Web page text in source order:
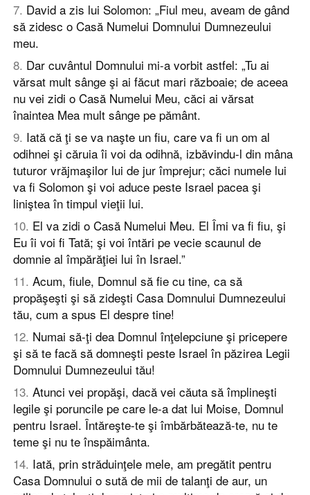
7. David a zis lui Solomon: „Fiul meu, aveam de gând
să zidesc o Casă Numelui Domnului Dumnezeului
meu.
8. Dar cuvântul Domnului mi-a vorbit astfel: „Tu ai
vărsat mult sânge şi ai făcut mari războaie; de aceea
nu vei zidi o Casă Numelui Meu, căci ai vărsat
înaintea Mea mult sânge pe pământ.
9. Iată că ţi se va naşte un fiu, care va fi un om al
odihnei şi căruia îi voi da odihnă, izbăvindu-l din mâna
tuturor vrăjmaşilor lui de jur împrejur; căci numele lui
va fi Solomon şi voi aduce peste Israel pacea şi
liniştea în timpul vieţii lui.
10. El va zidi o Casă Numelui Meu. El Îmi va fi fiu, şi
Eu îi voi fi Tată; şi voi întări pe vecie scaunul de
domnie al împărăţiei lui în Israel.”
11. Acum, fiule, Domnul să fie cu tine, ca să
propăşeşti şi să zideşti Casa Domnului Dumnezeului
tău, cum a spus El despre tine!
12. Numai să-ţi dea Domnul înţelepciune şi pricepere
şi să te facă să domneşti peste Israel în păzirea Legii
Domnului Dumnezeului tău!
13. Atunci vei propăşi, dacă vei căuta să împlineşti
legile şi poruncile pe care le-a dat lui Moise, Domnul
pentru Israel. Întăreşte-te şi îmbărbătează-te, nu te
teme şi nu te înspăimânta.
14. Iată, prin străduinţele mele, am pregătit pentru
Casa Domnului o sută de mii de talanţi de aur, un